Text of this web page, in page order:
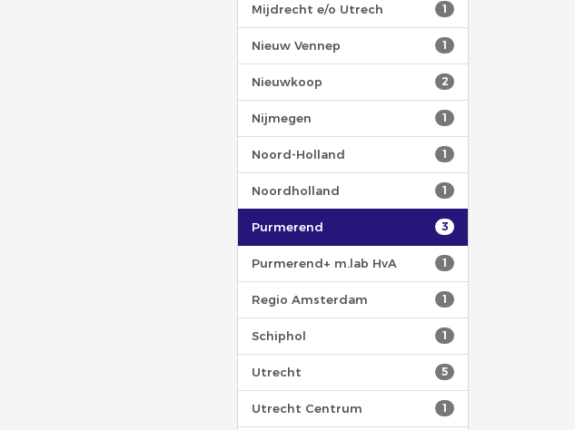
1
Mijdrecht e/o Utrech
1
Nieuw Vennep
2
Nieuwkoop
1
Nijmegen
1
Noord-Holland
1
Noordholland
3
Purmerend
1
Purmerend+ m.lab HvA
1
Regio Amsterdam
1
Schiphol
5
Utrecht
1
Utrecht Centrum